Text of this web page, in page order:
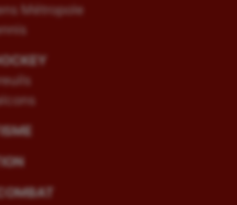
Métropole